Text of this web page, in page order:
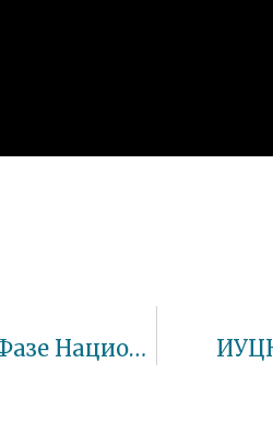
Додела Награда Учесницима Прве Фазе Националне Еколошке Кампање “Природа Нема Алтернативу. Зато Делуј И Ти! ”